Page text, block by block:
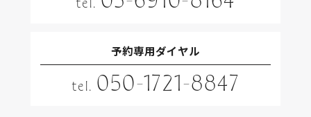
tel.
予約専用ダイヤル
tel. 050-1721-8847